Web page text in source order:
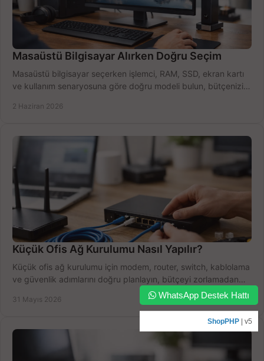
Masaüstü Bilgisayar Alırken Doğru Seçim
Masaüstü bilgisayar seçerken işlemci, RAM, SSD, ekran kartı
ve kullanım senaryosuna göre doğru modeli bulun, bütçenizi
2 Haziran 2026
Küçük Ofis Ağ Kurulumu Nasıl Yapılır?
Küçük ofis ağ kurulumu için modem, router, switch, kablolama
ve güvenlik adımlarını doğru planlayın, bütçeyi zorlamadan
31 Mayıs 2026 WhatsApp Destek Hattı
ShopPHP | v5